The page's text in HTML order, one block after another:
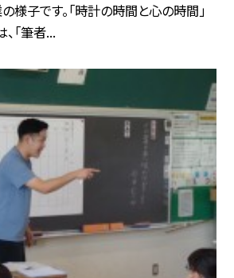
様子です。「時計の時間と心の時間」
「筆者...